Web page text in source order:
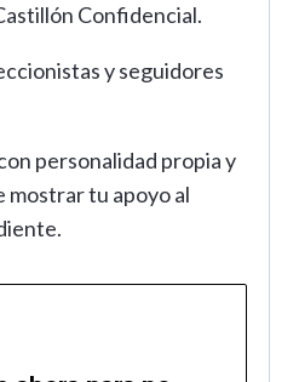
Confidencial.
y seguidores
personalidad propia y
mostrar tu apoyo al